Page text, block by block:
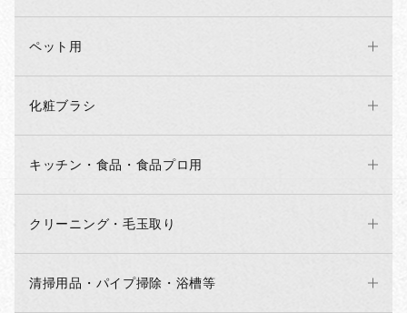
ペット用
化粧ブラシ
キッチン・食品・食品プロ用
クリーニング・毛玉取り
清掃用品・パイプ掃除・浴槽等